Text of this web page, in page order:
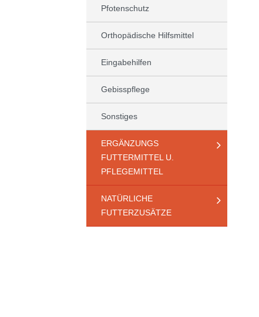
Pfotenschutz
Orthopädische Hilfsmittel
Eingabehilfen
Gebisspflege
Sonstiges
ERGÄNZUNGS
FUTTERMITTEL U.
PFLEGEMITTEL
NATÜRLICHE
FUTTERZUSÄTZE